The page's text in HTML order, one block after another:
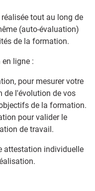
tout au long de
(auto-évaluation)
de la formation.
ligne :
pour mesurer votre
de l'évolution de vos
de la formation.
pour valider le
de travail.
attestation individuelle